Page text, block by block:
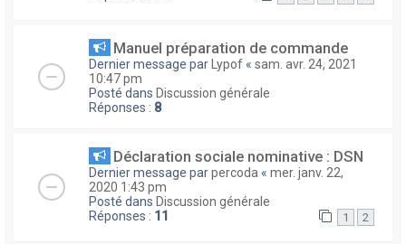
Manuel préparation de commande
Dernier message par Lypof « sam. avr. 24, 2021
10:47 pm
Posté dans Discussion générale
Réponses : 8
Déclaration sociale nominative : DSN
Dernier message parpercoda « mer. janv. 22,
2020 1:43 pm
Posté dans Discussion générale
Réponses : 11 1 2